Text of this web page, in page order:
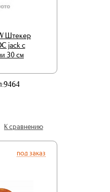
Штекер
jack с
30 см
К сравнению
под заказ